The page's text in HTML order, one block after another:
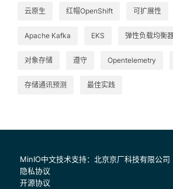
云原生 红帽OpenShift 可扩展性
Apache Kafka EKS 弹性负载均衡
对象存储 遵守 Opentelemetry
存储通讯预测 最佳实践
MinIO中文技术支持：北京京厂科技有限公司
隐私协议
开源协议